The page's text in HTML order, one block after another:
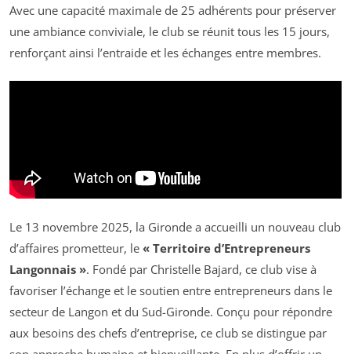
Avec une capacité maximale de 25 adhérents pour préserver
une ambiance conviviale, le club se réunit tous les 15 jours,
renforçant ainsi l’entraide et les échanges entre membres.
Le 13 novembre 2025, la Gironde a accueilli un nouveau club
d’affaires prometteur, le « Territoire d’Entrepreneurs
Langonnais ». Fondé par Christelle Bajard, ce club vise à
favoriser l’échange et le soutien entre entrepreneurs dans le
secteur de Langon et du Sud-Gironde. Conçu pour répondre
aux besoins des chefs d’entreprise, ce club se distingue par